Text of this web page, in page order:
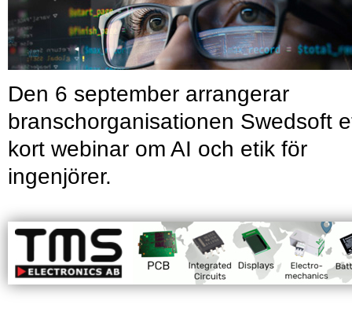
Den 6 september arrangerar
branschorganisationen Swedsoft
kort webinar om AI och etik för
ingenjörer.